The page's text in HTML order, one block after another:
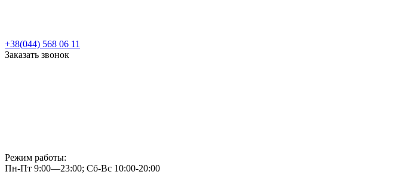
+38(044) 568 06 11
Заказать звонок
Режим работы:
Пн-Пт 9:00—23:00; Сб-Вс 10:00-20:00